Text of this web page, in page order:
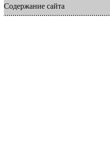
Содержание сайта